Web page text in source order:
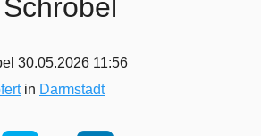
30.05.2026 11:56
in Darmstadt